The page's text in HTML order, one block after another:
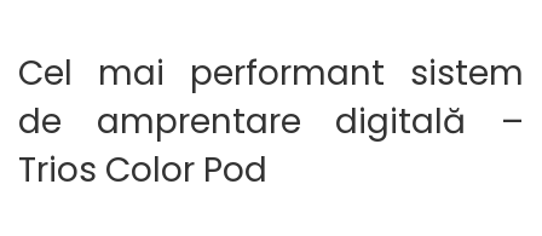
Cel mai performant sistem
de amprentare digitală –
Trios Color Pod